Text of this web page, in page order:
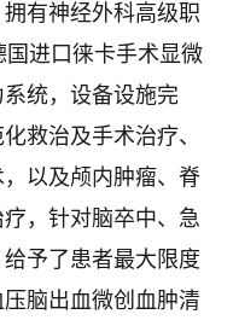
有神经外科高级职
进口徕卡手术显微
统，设备设施完
救治及手术治疗、
以及颅内肿瘤、脊
，针对脑卒中、急
予了患者最大限度
脑出血微创血肿清